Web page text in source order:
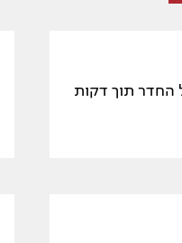
החדר תוך דקות